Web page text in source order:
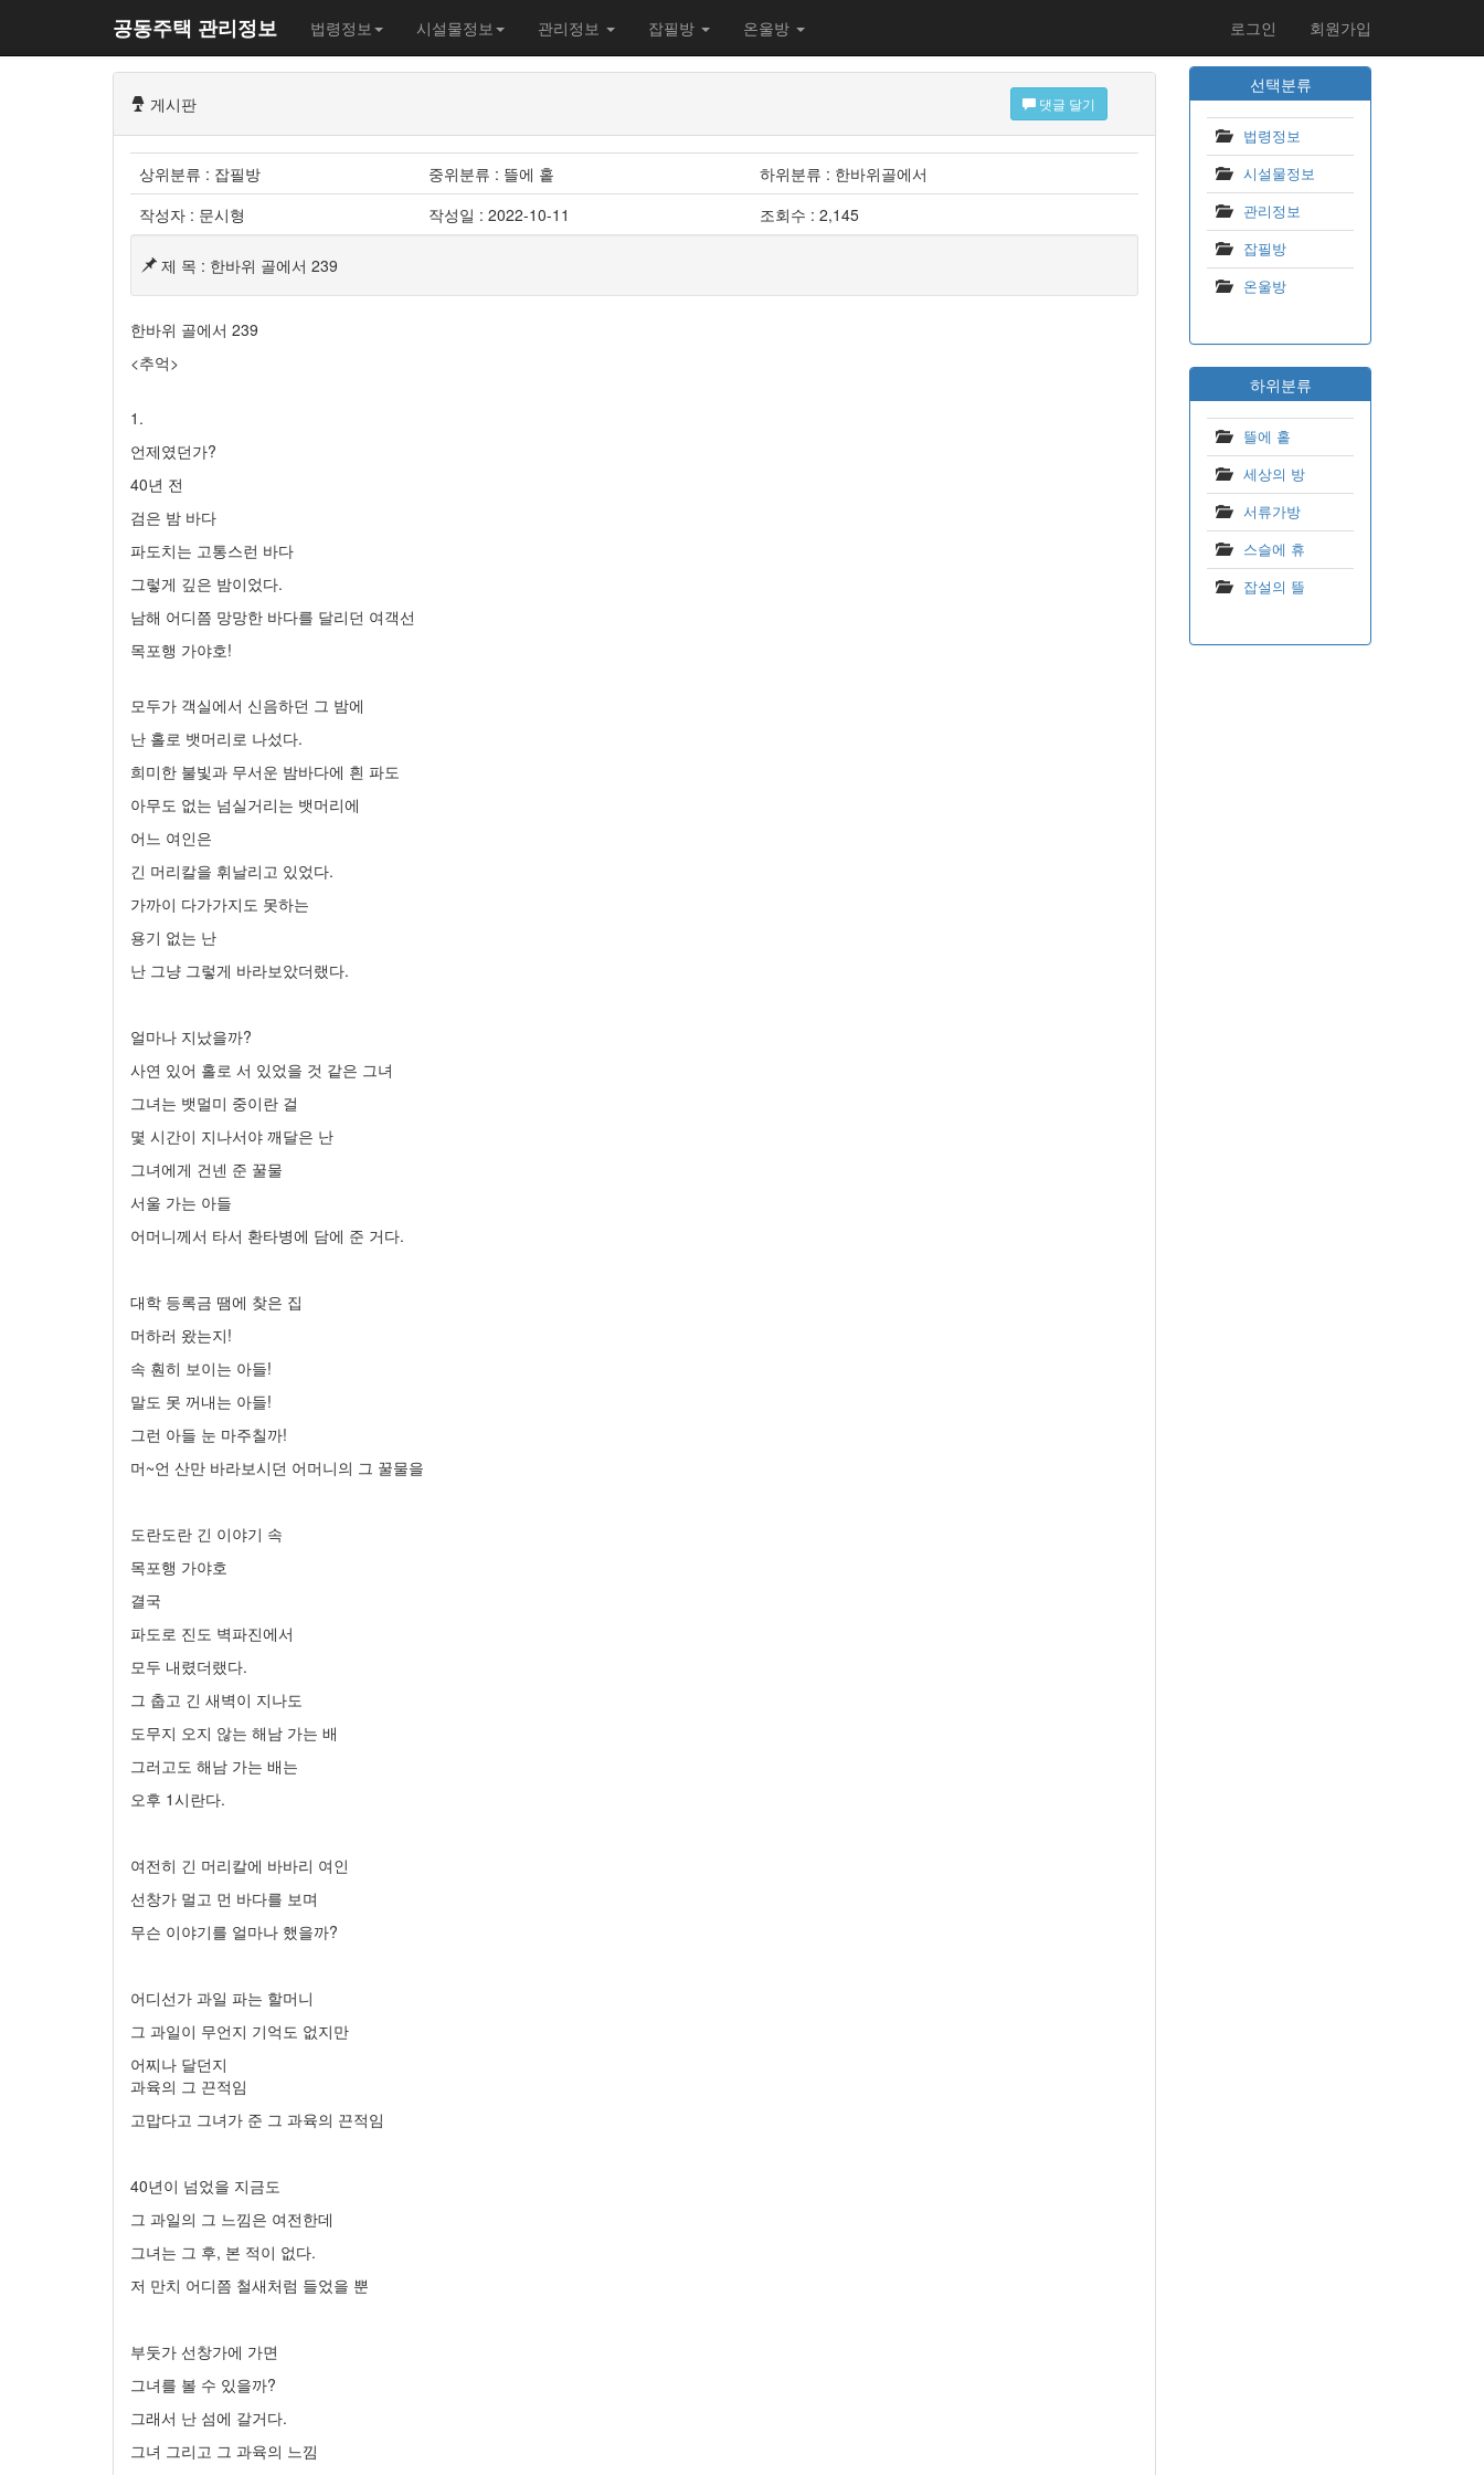
공동주택 관리정보 법령정보 시설물정보 관리정보 잡필방 온울방 로그인 회원가입
게시판 댓글 달기
상위분류 : 잡필방 중위분류 : 뜰에 홑
하위분류 : 한바위골에서
작성자 : 문시형
작성일 : 2022-10-11 조회수 : 2,145
제 목 : 한바위 골에서 239
한바위 골에서 239
<추억>
1.
언제였던가?
40년 전
검은 밤 바다
파도치는 고통스런 바다
그렇게 깊은 밤이었다.
남해 어디쯤 망망한 바다를 달리던 여객선
목포행 가야호!
모두가 객실에서 신음하던 그 밤에
난 홀로 뱃머리로 나섰다.
희미한 불빛과 무서운 밤바다에 흰 파도
아무도 없는 넘실거리는 뱃머리에
어느 여인은
긴 머리칼을 휘날리고 있었다.
가까이 다가가지도 못하는
용기 없는 난
난 그냥 그렇게 바라보았더랬다.
얼마나 지났을까?
사연 있어 홀로 서 있었을 것 같은 그녀
그녀는 뱃멀미 중이란 걸
몇 시간이 지나서야 깨달은 난
그녀에게 건넨 준 꿀물
서울 가는 아들
어머니께서 타서 환타병에 담에 준 거다.
대학 등록금 땜에 찾은 집
머하러 왔는지!
속 훤히 보이는 아들!
말도 못 꺼내는 아들!
그런 아들 눈 마주칠까!
머~언 산만 바라보시던 어머니의 그 꿀물을
도란도란 긴 이야기 속
목포행 가야호
결국
파도로 진도 벽파진에서
모두 내렸더랬다.
그 춥고 긴 새벽이 지나도
도무지 오지 않는 해남 가는 배
그러고도 해남 가는 배는
오후 1시란다.
여전히 긴 머리칼에 바바리 여인
선창가 멀고 먼 바다를 보며
무슨 이야기를 얼마나 했을까?
어디선가 과일 파는 할머니
그 과일이 무언지 기억도 없지만
어찌나 달던지
과육의 그 끈적임
고맙다고 그녀가 준 그 과육의 끈적임
40년이 넘었을 지금도
그 과일의 그 느낌은 여전한데
그녀는 그 후, 본 적이 없다.
저 만치 어디쯤 철새처럼 들었을 뿐
부둣가 선창가에 가면
그녀를 볼 수 있을까?
그래서 난 섬에 갈거다.
그녀 그리고 그 과육의 느낌
선택분류
법령정보
시설물정보
관리정보
잡필방
온울방
하위분류
뜰에 홑
세상의 방
서류가방
스슬에 휴
잡설의 뜰